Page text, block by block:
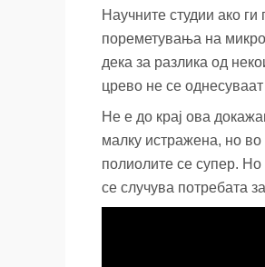
Научните студии ако
пореметувања на
дека за разлика од
црево не се
Не е до крај ова
малку истражена, но во
полиолите се супер. Но
се случува потребата